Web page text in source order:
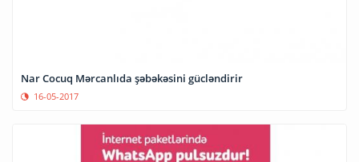
Nar Cocuq Mərcanlıda şəbəkəsini gücləndirir
16-05-2017